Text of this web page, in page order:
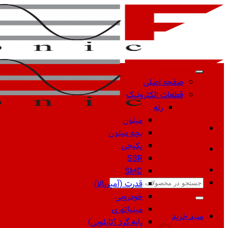
Skip
جستجو
برای:
سبد خرید
صفحه اصلی
قطعات الکترونیک
رله
میلون
بچه میلون
پکیجی
SSR
SMD
قدرت (آمپربالا)
خودرویی
مینیاتوری
پایه گرد (تابلویی)